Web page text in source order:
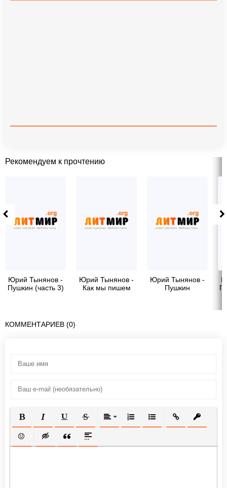
Рекомендуем к прочтению
Юрий Тынянов -
Пушкин (часть 3)
Юрий Тынянов -
Как мы пишем
Юрий Тынянов -
Пушкин
КОММЕНТАРИЕВ (0)
ПОЛУЖИРНЫЙ
КУРСИВПОДЧЕРКНУТЫЙ
ЗАЧЕРКНУТЫЙВЫРАВНИВАНИЕ
НУМЕРОВАННЫЙ СПИСОК
МАРКИРОВАННЫЙ
ВСТАВИТЬ
ВСТАВИТЬ СМАЙЛИК
ВСТАВКА СКРЫТОГО ТЕКСТА
ВСТАВКА ЦИТАТЫ
ВСТАВКА СПОЙЛЕРА